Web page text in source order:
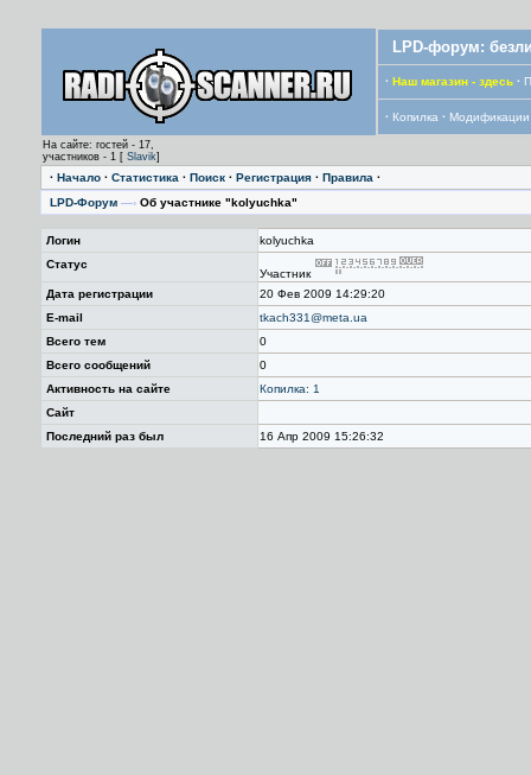
LPD-форум:
· Наш магазин - здесь ·
· Копилка · Модификации
На сайте: гостей - 17,
участников - 1 [ Slavik]
· Начало · Статистика · Поиск · Регистрация · Правила ·
LPD-Форум —› Об участнике "kolyuchka"
Логин
kolyuchka
Статус
Участник
Дата регистрации
20 Фев 2009 14:29:20
E-mail
tkach331@meta.ua
Всего тем
0
Всего сообщений
0
Активность на сайте
Копилка: 1
Сайт
Последний раз был
16 Апр 2009 15:26:32